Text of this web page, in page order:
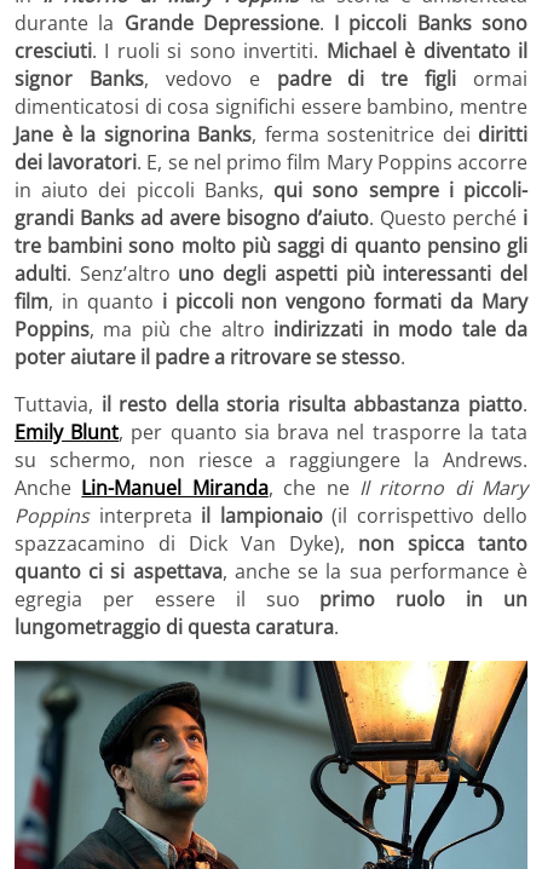
durante la Grande Depressione. I piccoli Banks sono
cresciuti. I ruoli si sono invertiti. Michael è diventato il
signor Banks, vedovo e padre di tre figli ormai
dimenticatosi di cosa significhi essere bambino, mentre
Jane è la signorina Banks, ferma sostenitrice dei diritti
dei lavoratori. E, se nel primo film Mary Poppins accorre
in aiuto dei piccoli Banks, qui sono sempre i piccoli-
grandi Banks ad avere bisogno d’aiuto. Questo perché i
tre bambini sono molto più saggi di quanto pensino gli
adulti. Senz’altro uno degli aspetti più interessanti del
film, in quanto i piccoli non vengono formati da Mary
Poppins, ma più che altro indirizzati in modo tale da
poter aiutare il padre a ritrovare se stesso.
Tuttavia, il resto della storia risulta abbastanza piatto.
Emily Blunt, per quanto sia brava nel trasporre la tata
su schermo, non riesce a raggiungere la Andrews.
Anche Lin-Manuel Miranda, che ne Il ritorno di Mary
Poppinsinterpreta il lampionaio(il corrispettivo dello
spazzacamino di Dick Van Dyke), non spicca tanto
quanto ci si aspettava, anche se la sua performance è
egregia per essere il suo primo ruolo in un
lungometraggio di questa caratura.